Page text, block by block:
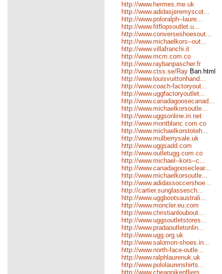
http://www.hermes.me.uk
http://www.adidasjeremyscot...
http://www.poloralph--laure...
http://www.fitflopsoutlet.u...
http://www.converseshoesout...
http://www.michaelkors--out...
http://www.villafranchi.it
http://www.mcm.com.co
http://www.raybanpascher.fr
http://www.ctss.se/Ray Ban.html
http://www.louisvuittonhand...
http://www.coach-factoryout...
http://www.uggfactoryoutlet...
http://www.canadagoosecanad...
http://www.michaelkorsoutle...
http://www.uggsonline.in.net
http://www.montblanc.com.co
http://www.michaelkorstoteh...
http://www.mulberrysale.uk
http://www.uggsadd.com
http://www.outletugg.com.co
http://www.michael--kors--c...
http://www.canadagooseclear...
http://www.michaelkorsoutle...
http://www.adidassoccershoe...
http://cartier.sunglassesch...
http://www.uggbootsaustrali...
http://www.moncler.eu.com
http://www.christianloubout...
http://www.uggsoutletstores...
http://www.pradaoutletonlin...
http://www.ugg.org.uk
http://www.salomon-shoes.in...
http://www.north-face-outle...
http://www.ralphlaurenuk.uk
http://www.pololaurenshirts...
http://www.cheapnikenfljers...